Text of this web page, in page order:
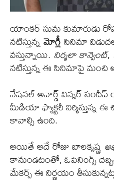
యాంకర్ సుమ కుమారుడు
నటిస్తున్నమోగ్లీసినిమా
వస్తున్నాయి. నిర్మలా కాన్వెంట్,
నటిస్తున్న ఈ సినిమాపై
నేషనల్ అవార్డ్ విన్నర్ సందీప్
మీడియా ఫ్యాక్టరీ నిర్మిస్తున్న ఈ
కావాల్సి ఉంది.
అయితే అదే రోజు బాలకృష్ణ
కానుండటంతో, ఓపెనింగ్స్
మేకర్స్ ఈ నిర్ణయం